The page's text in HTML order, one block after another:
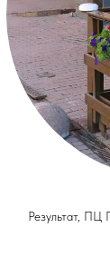
Результат, ПЦ